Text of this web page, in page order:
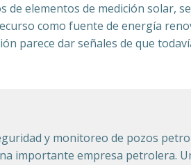
de elementos de medición solar, se
como fuente de energía
parece dar señales de que
y monitoreo de pozos
importante empresa petrolera.